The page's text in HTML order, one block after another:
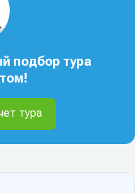
подбор тура
тура